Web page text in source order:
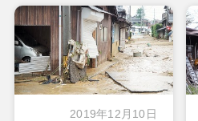
2019年12月10日